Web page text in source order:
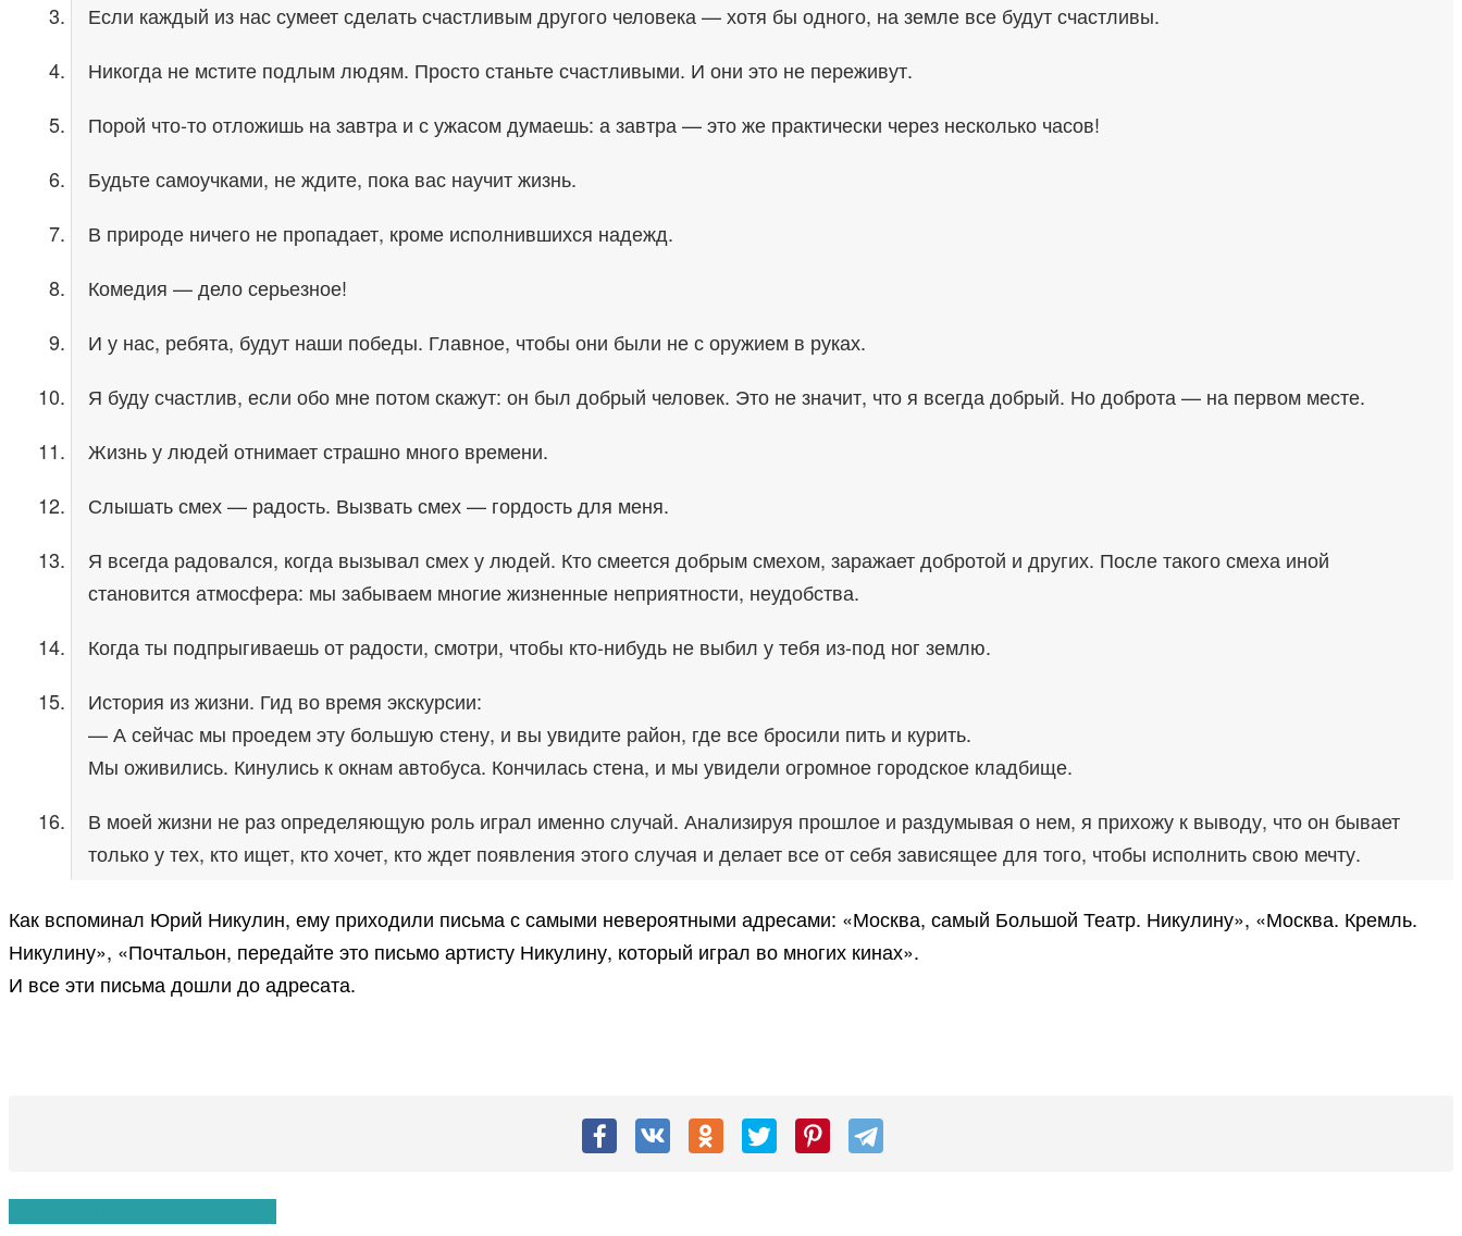
Если каждый из нас сумеет сделать счастливым другого человека — хотя бы одного, на земле все будут счастливы.
Никогда не мстите подлым людям. Просто станьте счастливыми. И они это не переживут.
Порой что-то отложишь на завтра и с ужасом думаешь: а завтра — это же практически через несколько часов!
Будьте самоучками, не ждите, пока вас научит жизнь.
В природе ничего не пропадает, кроме исполнившихся надежд.
Комедия — дело серьезное!
И у нас, ребята, будут наши победы. Главное, чтобы они были не с оружием в руках.
Я буду счастлив, если обо мне потом скажут: он был добрый человек. Это не значит, что я всегда добрый. Но доброта — на первом месте.
Жизнь у людей отнимает страшно много времени.
Слышать смех — радость. Вызвать смех — гордость для меня.
Я всегда радовался, когда вызывал смех у людей. Кто смеется добрым смехом, заражает добротой и других. После такого смеха иной
становится атмосфера: мы забываем многие жизненные неприятности, неудобства.
Когда ты подпрыгиваешь от радости, смотри, чтобы кто-нибудь не выбил у тебя из-под ног землю.
История из жизни. Гид во время экскурсии:
— А сейчас мы проедем эту большую стену, и вы увидите район, где все бросили пить и курить.
Мы оживились. Кинулись к окнам автобуса. Кончилась стена, и мы увидели огромное городское кладбище.
В моей жизни не раз определяющую роль играл именно случай. Анализируя прошлое и раздумывая о нем, я прихожу к выводу, что он бывает
только у тех, кто ищет, кто хочет, кто ждет появления этого случая и делает все от себя зависящее для того, чтобы исполнить свою мечту.
Как вспоминал Юрий Никулин, ему приходили письма с самыми невероятными адресами: «Москва, самый Большой Театр. Никулину», «Москва. Кремль.
Никулину», «Почтальон, передайте это письмо артисту Никулину, который играл во многих кинах».
И все эти письма дошли до адресата.